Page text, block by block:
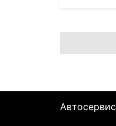
Автосервис